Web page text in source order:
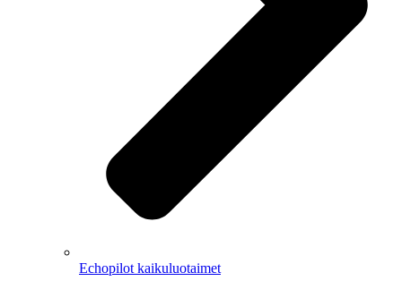
Echopilot kaikuluotaimet